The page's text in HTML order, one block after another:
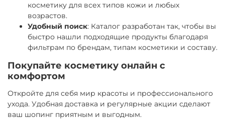
косметику для всех типов кожи и любых
возрастов.
Удобный поиск: Каталог разработан так, чтобы вы
быстро нашли подходящие продукты благодаря
фильтрам по брендам, типам косметики и составу.
Покупайте косметику онлайн с
комфортом
Откройте для себя мир красоты и профессионального
ухода. Удобная доставка и регулярные акции сделают
ваш шопинг приятным и выгодным.